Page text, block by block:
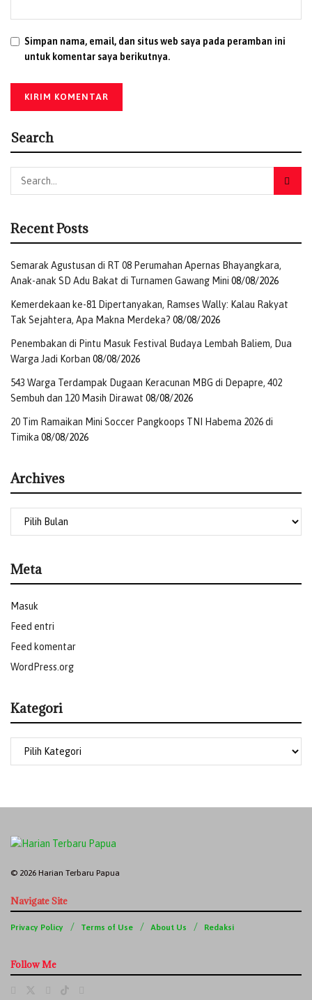
Simpan nama, email, dan situs web saya pada peramban ini
untuk komentar saya berikutnya.
Search
Recent Posts
Semarak Agustusan di RT 08 Perumahan Apernas Bhayangkara,
Anak-anak SD Adu Bakat di Turnamen Gawang Mini 08/08/2026
Kemerdekaan ke-81 Dipertanyakan, Ramses Wally: Kalau Rakyat
Tak Sejahtera, Apa Makna Merdeka? 08/08/2026
Penembakan di Pintu Masuk Festival Budaya Lembah Baliem, Dua
Warga Jadi Korban 08/08/2026
543 Warga Terdampak Dugaan Keracunan MBG di Depapre, 402
Sembuh dan 120 Masih Dirawat 08/08/2026
20 Tim Ramaikan Mini Soccer Pangkoops TNI Habema 2026 di
Timika 08/08/2026
Archives
Meta
Masuk
Feed entri
Feed komentar
WordPress.org
Kategori
© 2026 Harian Terbaru Papua
Navigate Site
Privacy Policy Terms of Use About Us Redaksi
Follow Me